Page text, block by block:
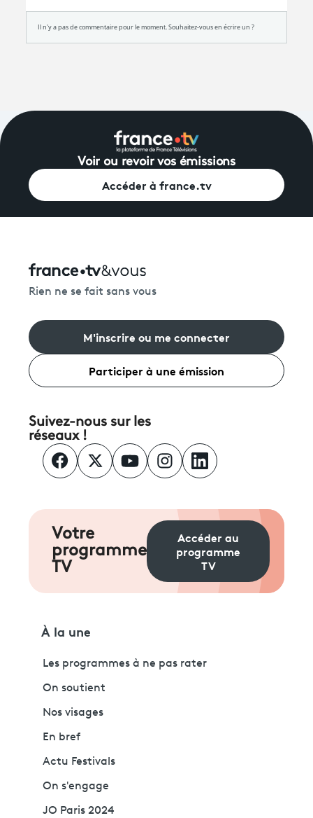
Voir ou revoir vos émissions
Accéder à france.tv
Rien ne se fait sans vous
M'inscrire ou me connecter
Participer à une émission
Suivez-nous sur les
réseaux !
Votre
programme
TV
Accéder au
programme
TV
À la une
Les programmes à ne pas rater
On soutient
Nos visages
En bref
Actu Festivals
On s'engage
JO Paris 2024